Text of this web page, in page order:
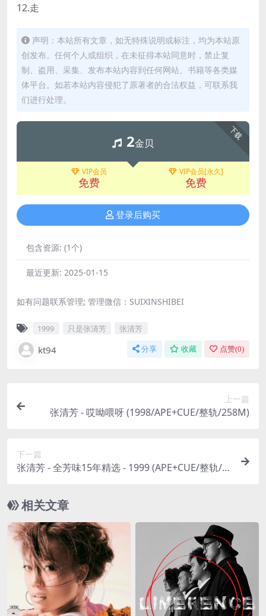
12.走
声明：本站所有文章，如无特殊说明或标注，均为本站原
创发布。任何个人或组织，在未征得本站同意时，禁止复
制、盗用、采集、发布本站内容到任何网站、书籍等各类媒
体平台。如若本站内容侵犯了原著者的合法权益，可联系我
们进行处理。
下载
2金贝
VIP会员
免费
VIP会员[永久]
免费
登录后购买
包含资源: (1个)
最近更新: 2025-01-15
如有问题联系管理; 管理微信：SUIXINSHIBEI
1999 只是张清芳 张清芳
kt94 分享 收藏 点赞(0)
上一篇
张清芳 - 哎呦喂呀 (1998/APE+CUE/整轨/258M)
下一篇
张清芳 - 全芳味15年精选 - 1999 (APE+CUE/整轨/2
相关文章